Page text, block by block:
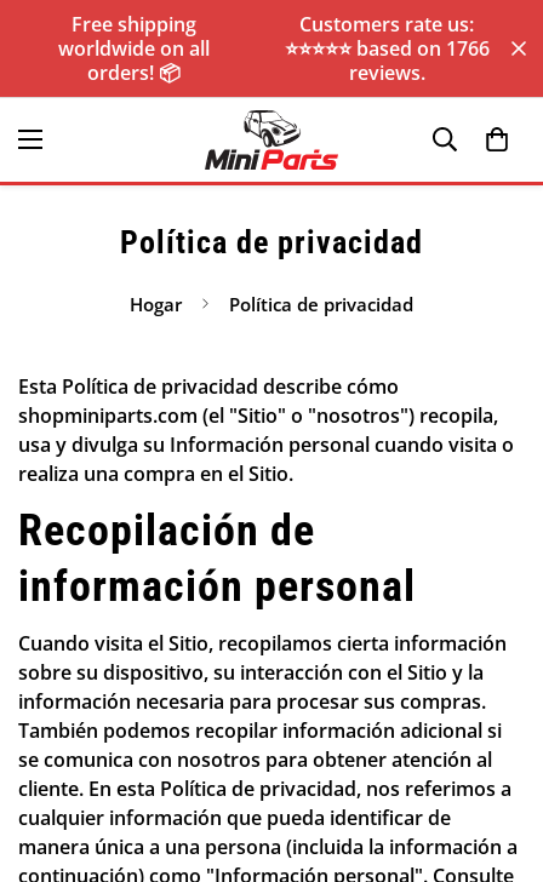
Free shipping
worldwide on all
orders! 📦
Customers rate us:
⭐️⭐️⭐️⭐️⭐️ based on 1766
reviews.
Política de privacidad
Hogar Política de privacidad
Esta Política de privacidad describe cómo
shopminiparts.com (el "Sitio" o "nosotros") recopila,
usa y divulga su Información personal cuando visita o
realiza una compra en el Sitio.
Recopilación de
información personal
Cuando visita el Sitio, recopilamos cierta información
sobre su dispositivo, su interacción con el Sitio y la
información necesaria para procesar sus compras.
También podemos recopilar información adicional si
se comunica con nosotros para obtener atención al
cliente. En esta Política de privacidad, nos referimos a
cualquier información que pueda identificar de
manera única a una persona (incluida la información a
continuación) como "Información personal". Consulte